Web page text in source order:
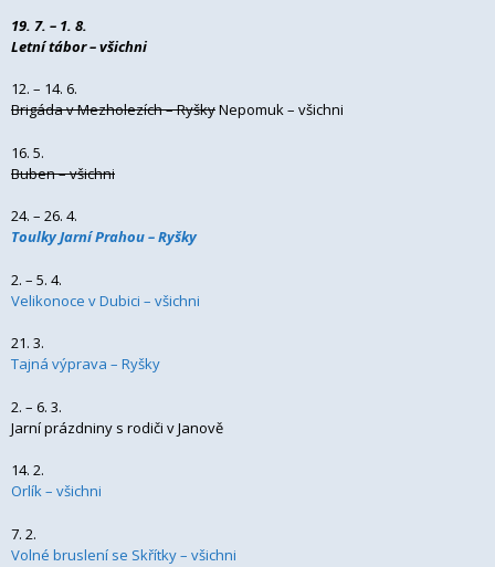
19. 7. – 1. 8.
Letní tábor – všichni
12. – 14. 6.
Brigáda v Mezholezích – RyškyNepomuk – všichni
16. 5.
Buben – všichni
24. – 26. 4.
Toulky Jarní Prahou – Ryšky
2. – 5. 4.
Velikonoce v Dubici – všichni
21. 3.
Tajná výprava – Ryšky
2. – 6. 3.
Jarní prázdniny s rodiči v Janově
14. 2.
Orlík – všichni
7. 2.
Volné bruslení se Skřítky – všichni